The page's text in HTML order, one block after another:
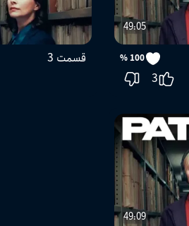
49:05
100 %
3
قسمت 3
49:09